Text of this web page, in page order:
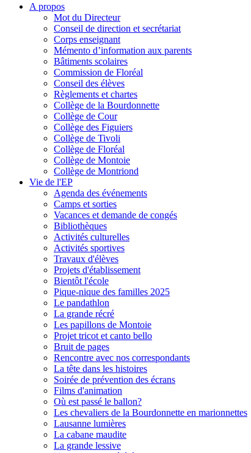
A propos
Mot du Directeur
Conseil de direction et secrétariat
Corps enseignant
Mémento d’information aux parents
Bâtiments scolaires
Commission de Floréal
Conseil des élèves
Règlements et chartes
Collège de la Bourdonnette
Collège de Cour
Collège des Figuiers
Collège de Tivoli
Collège de Floréal
Collège de Montoie
Collège de Montriond
Vie de l'EP
Agenda des événements
Camps et sorties
Vacances et demande de congés
Bibliothèques
Activités culturelles
Activités sportives
Travaux d'élèves
Projets d'établissement
Bientôt l'école
Pique-nique des familles 2025
Le pandathlon
La grande récré
Les papillons de Montoie
Projet tricot et canto bello
Bruit de pages
Rencontre avec nos correspondants
La tête dans les histoires
Soirée de prévention des écrans
Films d'animation
Où est passé le ballon?
Les chevaliers de la Bourdonnette en marionnettes
Lausanne lumières
La cabane maudite
La grande lessive